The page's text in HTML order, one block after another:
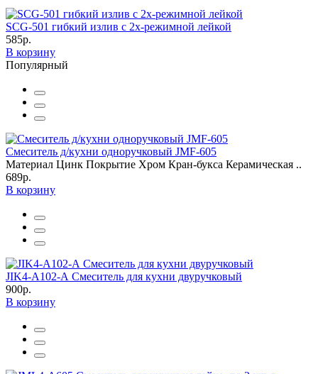
SCG-501 гибкий излив с 2х-режимной лейкой
585р.
В корзину
Популярный
Смеситель д/кухни одноручковый JMF-605
Материал Цинк Покрытие Хром Кран-букса Керамическая ..
689р.
В корзину
JIK4-A102-А Смеситель для кухни двуручковый
900р.
В корзину